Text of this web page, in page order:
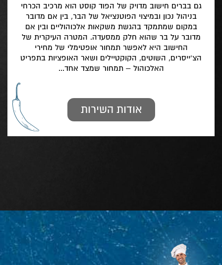
גם בברים חישוב מדויק של הפוד קוסט הוא מרכיב הכרחי
בניהול נכון ובמיצוי הפוטנציאל של הבר, בין אם מדובר
במקום שמתמקד בהגשת משקאות אלכוהוליים ובין אם
מדובר על בר שהוא חלק ממסעדה. המטרה העיקרית של
החישוב היא לאפשר תמחור אופטימלי של מחירי
הצ'ייסרים, השוטים, הקוקטיילים ושאר האופציות בתפריט
האלכוהול – תמחור שמצד אחד...
אודות השירות